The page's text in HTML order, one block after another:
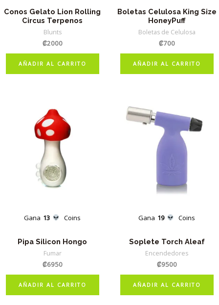
Conos Gelato Lion Rolling
Circus Terpenos
Blunts
₡2000
AÑADIR AL CARRITO
Boletas Celulosa King Size
HoneyPuff
Boletas de Celulosa
₡700
AÑADIR AL CARRITO
Gana 13 Coins
Pipa Silicon Hongo
Fumar
₡6950
AÑADIR AL CARRITO
Gana 19 Coins
Soplete Torch Aleaf
Encendedores
₡9500
AÑADIR AL CARRITO